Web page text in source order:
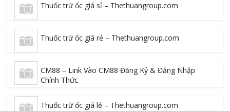
Thuốc trừ ốc giá sỉ – Thethuangroup.com
Thuốc trừ ốc giá rẻ – Thethuangroup.com
CM88 – Link Vào CM88 Đăng Ký & Đăng Nhập
Chính Thức
Thuốc trừ ốc giá lẻ – Thethuangroup.com